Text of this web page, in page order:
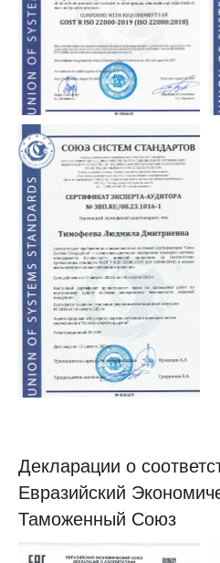
Декларации о
Евразийский
Таможенный Союз